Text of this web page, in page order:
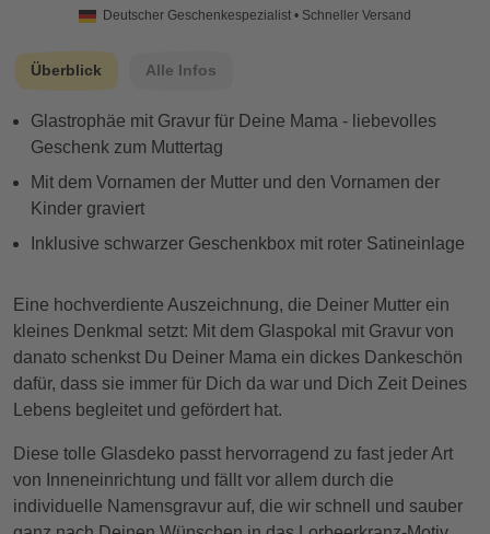
Deutscher Geschenkespezialist • Schneller Versand
Überblick Alle Infos
Glastrophäe mit Gravur für Deine Mama - liebevolles
Geschenk zum Muttertag
Mit dem Vornamen der Mutter und den Vornamen der
Kinder graviert
Inklusive schwarzer Geschenkbox mit roter Satineinlage
Eine hochverdiente Auszeichnung, die Deiner Mutter ein
kleines Denkmal setzt: Mit dem Glaspokal mit Gravur von
danato schenkst Du Deiner Mama ein dickes Dankeschön
dafür, dass sie immer für Dich da war und Dich Zeit Deines
Lebens begleitet und gefördert hat.
Diese tolle Glasdeko passt hervorragend zu fast jeder Art
von Inneneinrichtung und fällt vor allem durch die
individuelle Namensgravur auf, die wir schnell und sauber